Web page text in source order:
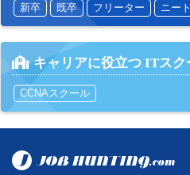
新卒
既卒 フリーター ニート
キャリアに役立つ ITスク
CCNAスクール